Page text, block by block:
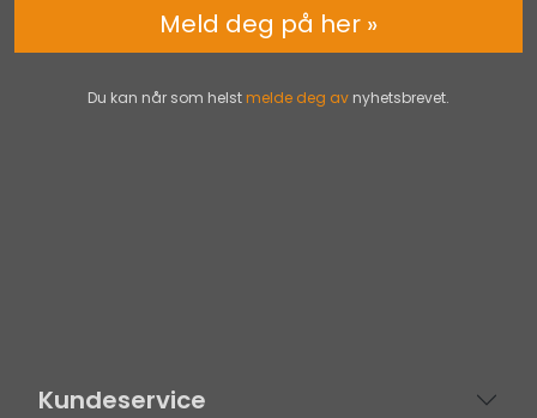
Kundeservice
Du kan når som helst melde deg av nyhetsbrevet.
Meld deg på her »